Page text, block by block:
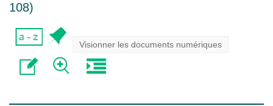
108)
Visionner les documents numériques